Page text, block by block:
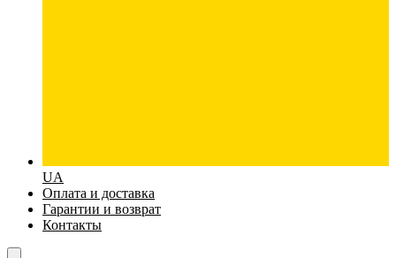
UA
Оплата и доставка
Гарантии и возврат
Контакты